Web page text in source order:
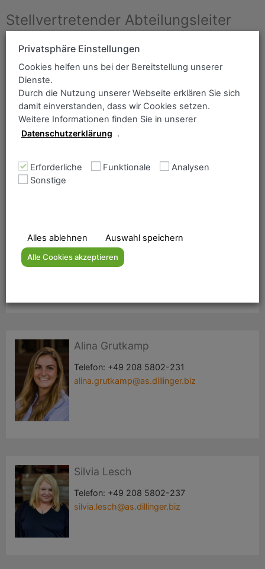
Stellvertretender Abteilungsleiter
Andreas Heinz
+49 208 5802-309
andreas.heinz@as.dillinger.biz
Vertrieb Innendienst Mülheim
Telefon:+49 208 5802-232
michael.feldhoff@as.dillinger.biz
Alina Grutkamp
Telefon: +49 208 5802-231
alina.grutkamp@as.dillinger.biz
Silvia Lesch
Telefon: +49 208 5802-237
silvia.lesch@as.dillinger.biz
Privatsphäre Einstellungen
Cookies helfen uns bei der Bereitstellung unserer
Dienste.
Durch die Nutzung unserer Webseite erklären Sie sich
damit einverstanden, dass wir Cookies setzen.
Weitere Informationen finden Sie in unserer
Datenschutzerklärung .
Erforderliche Funktionale
Analysen
Sonstige
Alles ablehnen Auswahl speichern
Alle Cookies akzeptieren